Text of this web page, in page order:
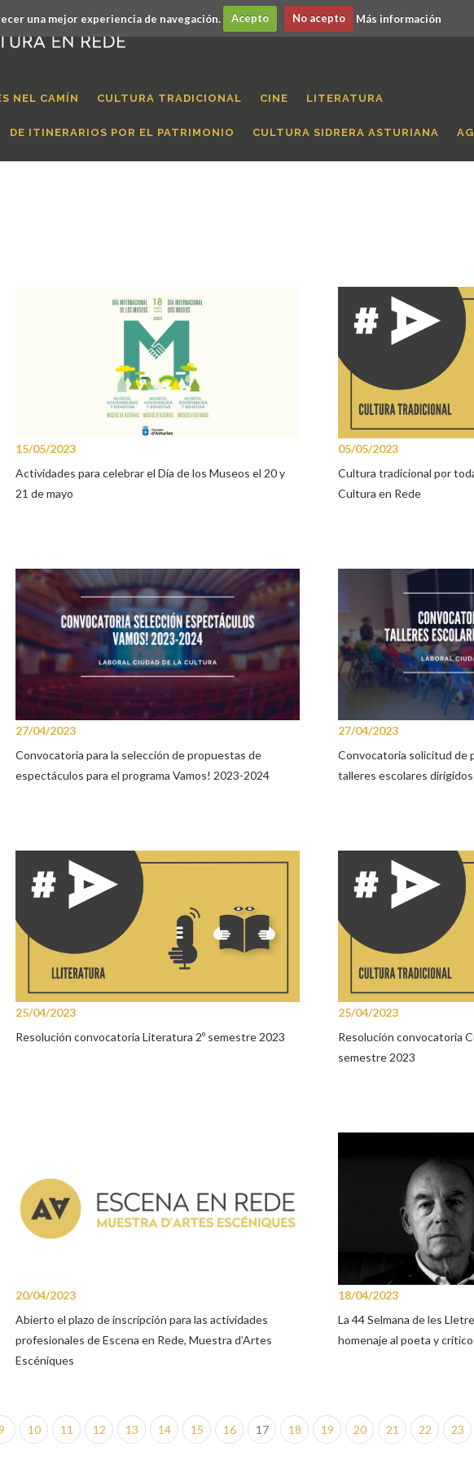
una mejor experiencia de navegación. Acepto No acepto Más información
NEL CAMÍN CULTURA TRADICIONAL CINE LITERATURA
DE ITINERARIOS POR EL PATRIMONIO CULTURA SIDRERA ASTURIANA
15/05/2023
Actividades para celebrar el Día de los Museos el 20 y
21 de mayo
05/05/2023
Cultura tradicional por
Cultura en Rede
27/04/2023
Convocatoria para la selección de propuestas de
espectáculos para el programa Vamos! 2023-2024
27/04/2023
Convocatoria solicitud de
talleres escolares
25/04/2023
Resolución convocatoria Literatura 2º semestre 2023
25/04/2023
Resolución convocatoria
semestre 2023
20/04/2023
Abierto el plazo de inscripción para las actividades
profesionales de Escena en Rede, Muestra d’Artes
Escéniques
18/04/2023
La 44 Selmana de les
homenaje al poeta y
10 11 12 13 14 15 16 17 18 19 20 21 22 23